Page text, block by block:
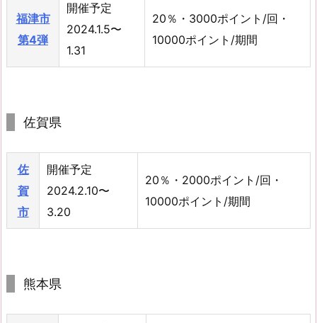
福津市
第4弾
開催予定
2024.1.5〜
1.31
20％・3000ポイント/回・
10000ポイント/期間
佐賀県
佐
賀
市
開催予定
2024.2.10〜
3.20
20％・2000ポイント/回・
10000ポイント/期間
熊本県